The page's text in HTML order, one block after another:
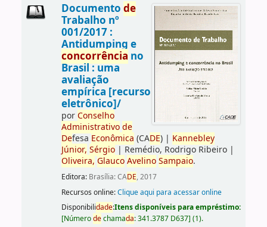
Documento de
Trabalho nº
001/2017 :
Antidumping e
concorrência no
Brasil : uma
avaliação
empírica [recurso
eletrônico]/
porConselho
Administrativo de
Defesa Econômica (CADE)| Kannebley
Júnior, Sérgio| Remédio, Rodrigo Ribeiro|
Oliveira, Glauco Avelino Sampaio.
Editora: Brasília: CADE, 2017
Recursos online:Clique aqui para acessar online
Disponibilidade:Itens disponíveis para empréstimo:
[Númerodechamada:341.3787 D637] (1).